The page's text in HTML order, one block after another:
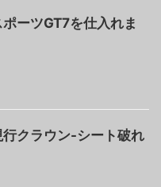
ーツGT7を仕入れま
行クラウン-シート破れ